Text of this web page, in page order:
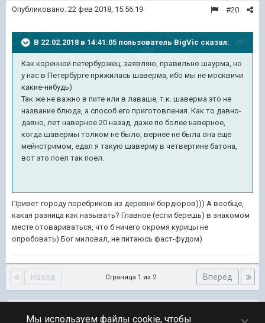
#20
Опубликовано: 22 фев 2018, 15:56:19
В 22.02.2018 в 14:41:05 пользователь BigVic сказал:
Как коренной петербуржец, заявляю, правильно шаурма, но
у нас в Петербурге прижилась шаверма, ибо мы не москвичи
какие-нибудь)
Так же не важно в пите или в лаваше, т.к. шаверма это не
название блюда, а способ его приготовления. Как то давно-
давно, лет наверное 20 назад, даже по более наверное,
когда шавермы толком не было, вернее не была она еще
мейнстримом, едал я такую шаверму в четвертине батона,
вот это поел так поел.
Привет городу поребриков из деревни бордюров))) А вообще,
какая разница как называть? Главное (если берешь) в знакомом
месте отовариваться, что б ничего окромя курицы не
опробовать) Бог миловал, не питаюсь фаст-фудом)
Назад Вперёд
Страница 1 из 2
Мы используем файлы cookie, чтобы